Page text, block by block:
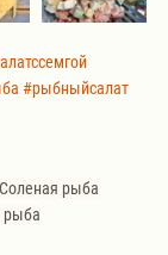
#рыбныйсалат
Соленая рыба
рыба